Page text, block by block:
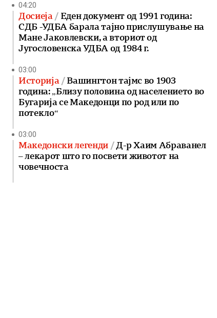
04:20
Досиеја
Еден документ од 1991 година:
СДБ -УДБА барала тајно прислушување на
Мане Јаковлевски, а вториот од
Југословенска УДБА од 1984 г.
03:00
Историја
Вашингтон тајмс во 1903
година: „Близу половина од населението во
Бугарија се Македонци по род или по
потекло“
03:00
Македонски легенди
Д-р Хаим Абраванел
– лекарот што го посвети животот на
човечноста